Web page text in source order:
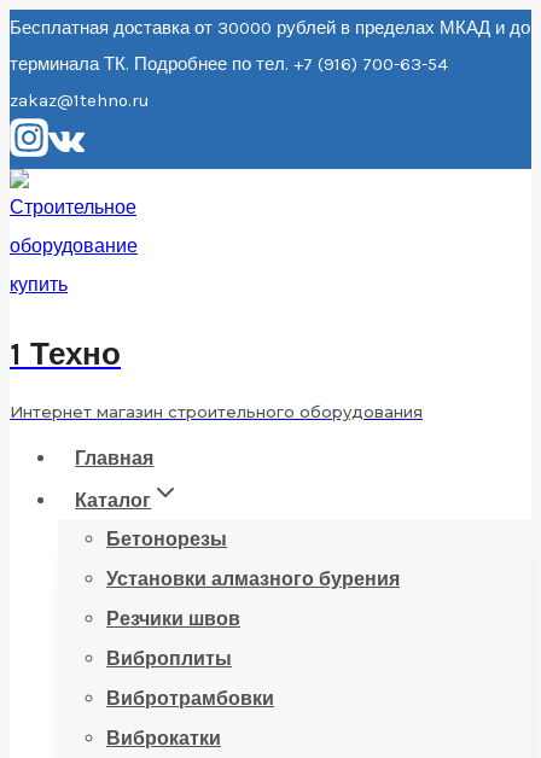
Перейти
к
содержанию
Бесплатная доставка от 30000 рублей в пределах МКАД и до
терминала ТК. Подробнее по тел. +7 (916) 700-63-54
zakaz@1tehno.ru
1 Техно
Интернет магазин строительного оборудования
Главная
Каталог
Бетонорезы
Установки алмазного бурения
Резчики швов
Виброплиты
Вибротрамбовки
Виброкатки